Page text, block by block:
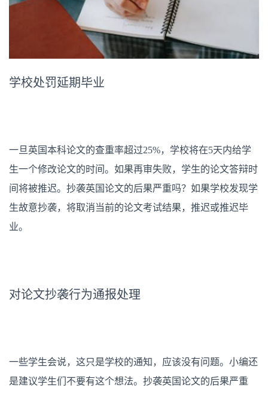
学校处罚延期毕业
一旦英国本科论文的查重率超过25%，学校将在5天内给学
生一个修改论文的时间。如果再审失败，学生的论文答辩时
间将被推迟。抄袭英国论文的后果严重吗？如果学校发现学
生故意抄袭，将取消当前的论文考试结果，推迟或推迟毕
业。
对论文抄袭行为通报处理
一些学生会说，这只是学校的通知，应该没有问题。小编还
是建议学生们不要有这个想法。抄袭英国论文的后果严重